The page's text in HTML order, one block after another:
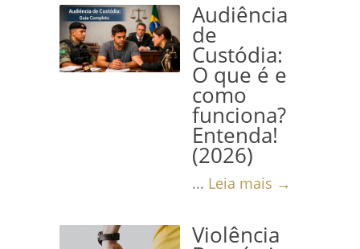
Audiência
de
Custódia:
O que é e
como
funciona?
Entenda!
(2026)
... Leia mais →
Violência